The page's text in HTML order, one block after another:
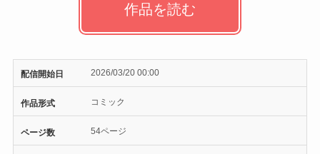
作品を読む
配信開始日 2026/03/20 00:00
作品形式 コミック
ページ数 54ページ